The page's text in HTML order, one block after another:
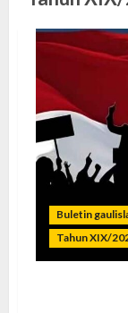
Buletin
Tahun XIX/